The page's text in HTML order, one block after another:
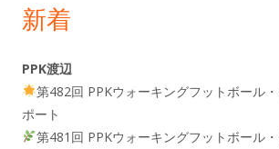
新着
PPK渡辺
第482回 PPKウォーキングフットボール
ポート
第481回 PPKウォーキングフットボール